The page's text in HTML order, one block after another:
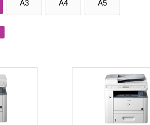
A3 A4 A5